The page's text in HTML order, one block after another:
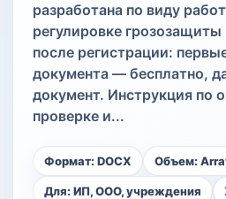
разработана по виду
регулировке грозозащиты
после регистрации:
документа — бесплатно,
документ. Инструкция по
проверке и...
Формат: DOCX Объем:
Для: ИП, ООО, учреждения